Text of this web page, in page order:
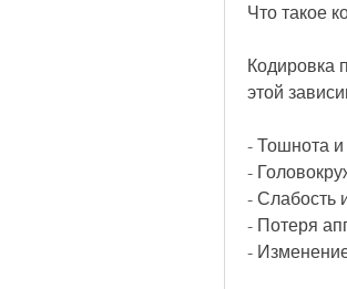
Что такое
Кодировка
этой
- Тошнота и
-
- Слабость
- Потеря
-